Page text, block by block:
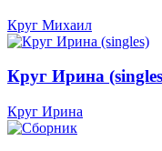
Круг Михаил
Круг Ирина
Круг Ирина